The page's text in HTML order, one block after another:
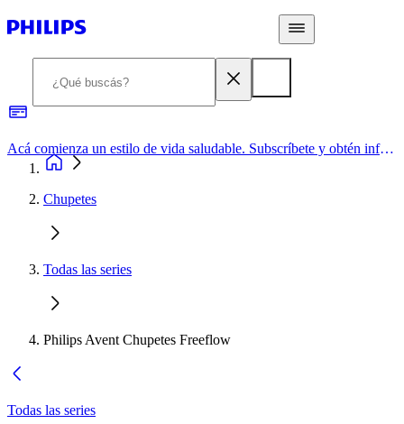
Acá comienza un estilo de vida saludable. Subscríbete y obtén información de primera mano
Chupetes
Todas las series
Philips Avent Chupetes Freeflow
Todas las series